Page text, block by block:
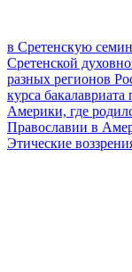
в Сретенскую
Сретенской
разных регионов
курса
Америки, где
Православии в
Этические